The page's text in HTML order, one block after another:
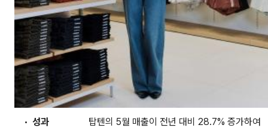
성과
탑텐의 5월 매출이 전년 대비 28.7% 증가하여